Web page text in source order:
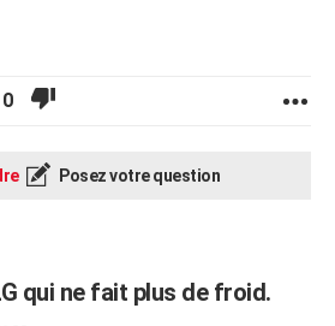
0
Posez votre question
qui ne fait plus de froid.